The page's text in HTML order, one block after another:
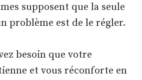
supposent que la seule
problème est de le régler.
besoin que votre
et vous réconforte en